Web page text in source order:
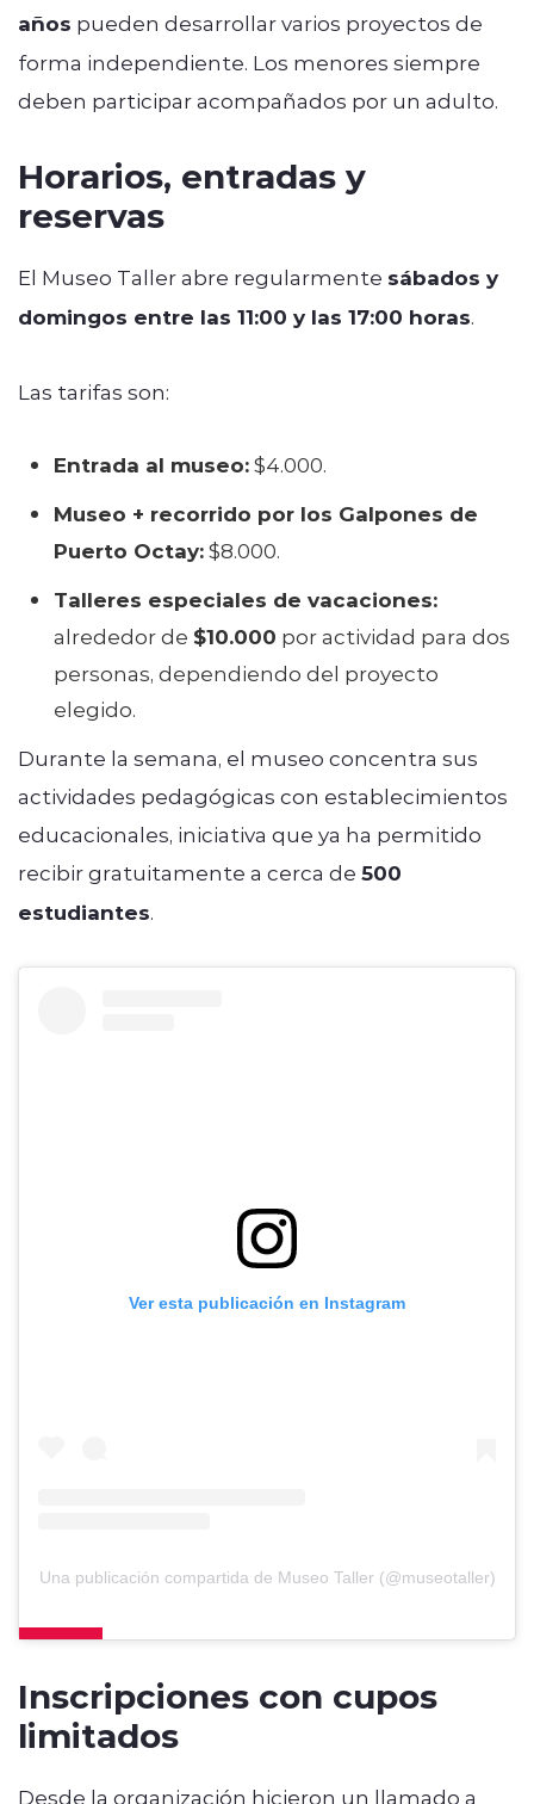
años pueden desarrollar varios proyectos de
forma independiente. Los menores siempre
deben participar acompañados por un adulto.
Horarios, entradas y
reservas
El Museo Taller abre regularmente sábados y
domingos entre las 11:00 y las 17:00 horas.
Las tarifas son:
Entrada al museo:$4.000.
Museo + recorrido por los Galpones de
Puerto Octay:$8.000.
Talleres especiales de vacaciones:
alrededor de $10.000 por actividad para dos
personas, dependiendo del proyecto
elegido.
Durante la semana, el museo concentra sus
actividades pedagógicas con establecimientos
educacionales, iniciativa que ya ha permitido
recibir gratuitamente a cerca de 500
estudiantes.
Ver esta publicación en Instagram
Una publicación compartida de Museo Taller (@museotaller)
Inscripciones con cupos
limitados
Desde la organización hicieron un llamado a